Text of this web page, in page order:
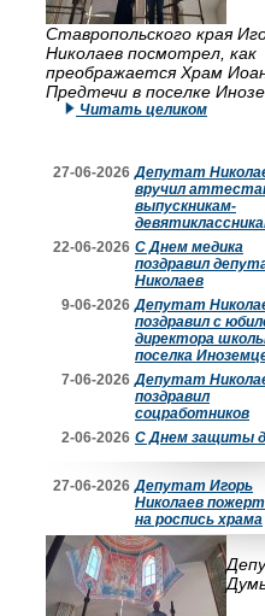
Ставропольского края
Николаев посмотрел, как
преображается Храм
Предтечи в поселке
Читать целиком
27-06-2026 Депутат
вручил
выпускникам-
22-06-2026 С Днем медика
поздравил
Николаев
9-06-2026 Депутат
поздравил с
директора
поселка
7-06-2026 Депутат
поздравил
соцработников
2-06-2026 С Днем защиты
27-06-2026 Депутат Игорь
Николаев
на роспись храма